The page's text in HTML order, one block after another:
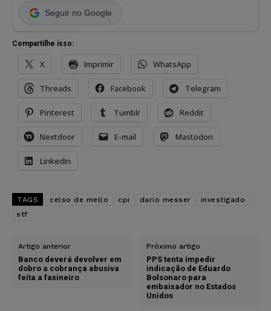
Seguir no Google
Compartilhe isso:
X Imprimir WhatsApp
Threads Facebook Telegram
Pinterest Tumblr Reddit
Nextdoor E-mail Mastodon
LinkedIn
TAGS celso de mello cpi dario messer
investigado
stf
Artigo anterior
Banco deverá devolver em
dobro a cobrança abusiva
feita a faxineiro
Próximo artigo
PPS tenta impedir
indicação de Eduardo
Bolsonaro para
embaixador no Estados
Unidos